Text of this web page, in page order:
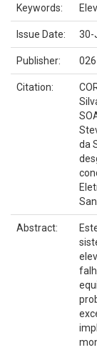
Keywords:
Issue Date: 30-
Publisher: 026
Citation:
da
Abstract: